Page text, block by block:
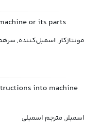
or its parts
مونتاژکار, اسمبل‌کننده,
into machine
اسمبلر, مترجم اسمبلی